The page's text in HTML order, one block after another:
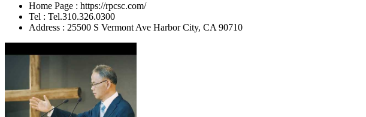
Home Page : https://rpcsc.com/
Tel : Tel.310.326.0300
Address : 25500 S Vermont Ave Harbor City, CA 90710